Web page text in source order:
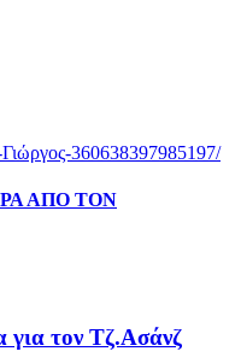
360638397985197/
ΑΠΟ ΤΟΝ
για τον Τζ.Ασάνζ